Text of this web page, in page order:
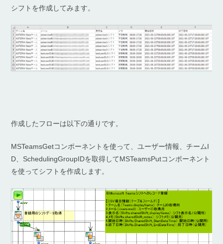
シフトを作成してみます。
作成したフローは以下の通りです。
MSTeamsGetコンポーネントを使って、ユーザー情報、チームI
D、SchedulingGroupIDを取得してMSTeamsPutコンポーネント
を使ってシフトを作成します。